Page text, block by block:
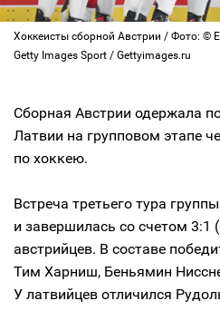
Хоккеисты сборной Австрии / Фото: ©
Getty Images Sport / Gettyimages.ru
Сборная Австрии одержала
Латвии на групповом этапе
по хоккею.
Встреча третьего тура
и завершилась со счетом 3:1
австрийцев. В составе
Тим Харниш, Беньямин
У латвийцев отличился